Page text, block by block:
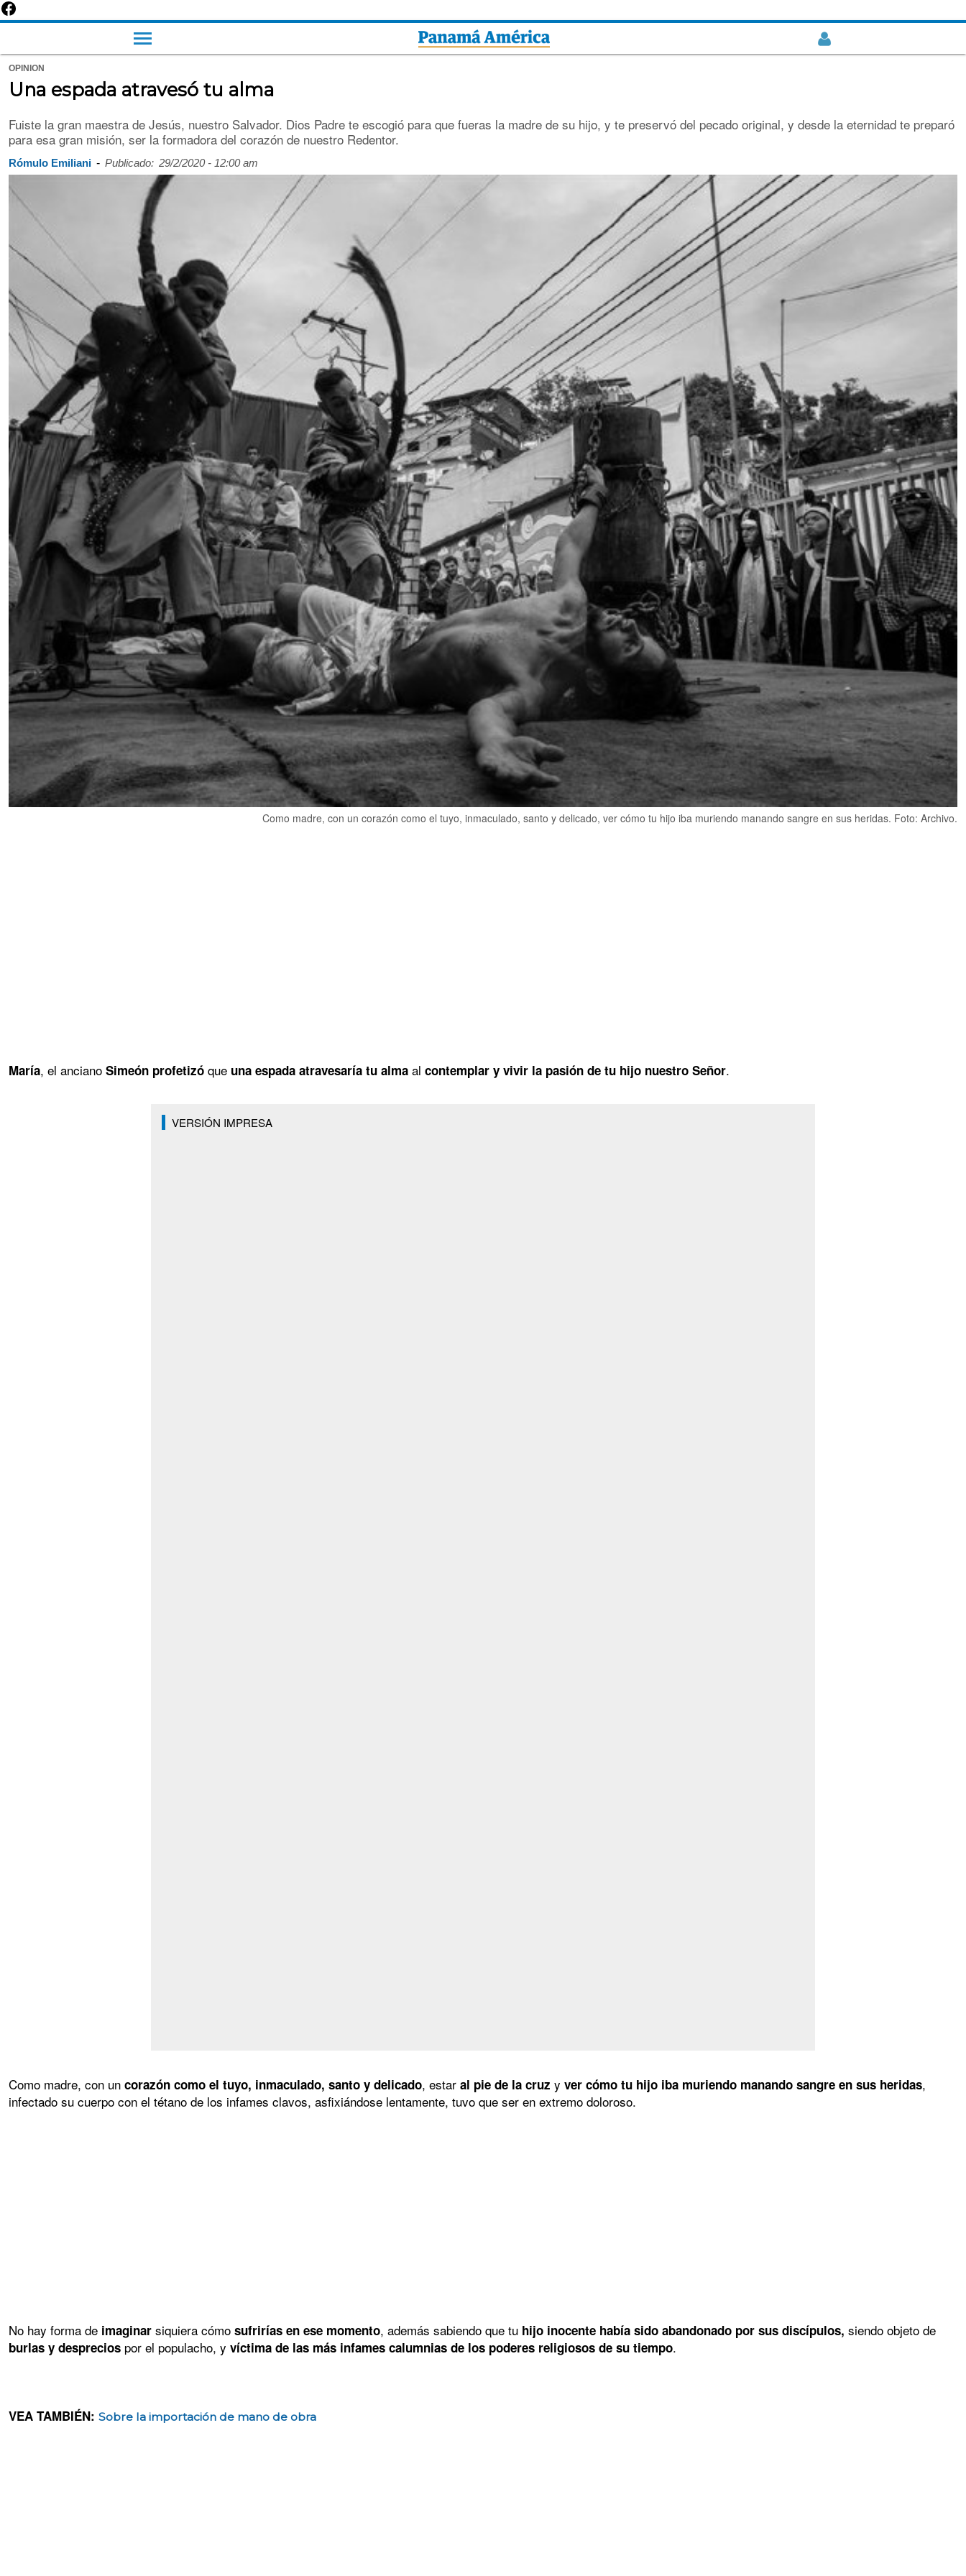
OPINION
Una espada atravesó tu alma
Fuiste la gran maestra de Jesús, nuestro Salvador. Dios Padre te escogió para que fueras la madre de su hijo, y te preservó del pecado original, y desde la eternidad te preparó
para esa gran misión, ser la formadora del corazón de nuestro Redentor.
Rómulo Emiliani - Publicado: 29/2/2020 - 12:00 am
Como madre, con un corazón como el tuyo, inmaculado, santo y delicado, ver cómo tu hijo iba muriendo manando sangre en sus heridas. Foto: Archivo.
María, el anciano Simeón profetizó que una espada atravesaría tu alma al contemplar y vivir la pasión de tu hijo nuestro Señor.
VERSIÓN IMPRESA
Como madre, con un corazón como el tuyo, inmaculado, santo y delicado, estar al pie de la cruz y ver cómo tu hijo iba muriendo manando sangre en sus heridas,
infectado su cuerpo con el tétano de los infames clavos, asfixiándose lentamente, tuvo que ser en extremo doloroso.
No hay forma de imaginar siquiera cómo sufrirías en ese momento, además sabiendo que tu hijo inocente había sido abandonado por sus discípulos, siendo objeto de
burlas y desprecios por el populacho, y víctima de las más infames calumnias de los poderes religiosos de su tiempo.
VEA TAMBIÉN: Sobre la importación de mano de obra